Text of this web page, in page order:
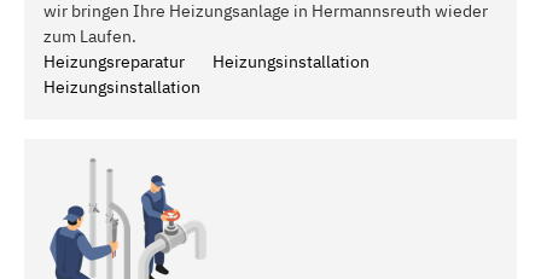
wir bringen Ihre Heizungsanlage in Hermannsreuth wieder
zum Laufen.
Heizungsreparatur
Heizungsinstallation
Heizungsinstallation